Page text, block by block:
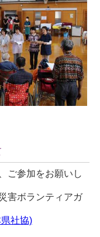
ご参加をお願いし
害ボランティアガ
社協)